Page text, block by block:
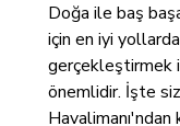
Doğa ile baş
için en iyi
gerçekleştirmek
önemlidir. İşte